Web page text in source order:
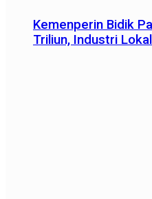
Kemenperin Bidik
Triliun, Industri